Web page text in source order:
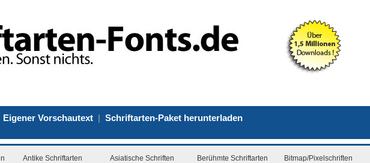
Eigener Vorschautext | Schriftarten-Paket herunterladen
Antike Schriftarten Asiatische Schriften Berühmte Schriftarten Bitmap/Pixelschriften